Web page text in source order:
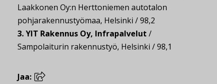
Laakkonen Oy:n Herttoniemen autotalon
pohjarakennustyömaa, Helsinki / 98,2
3. YIT Rakennus Oy, Infrapalvelut /
Sampolaiturin rakennustyö, Helsinki / 98,1
Jaa: